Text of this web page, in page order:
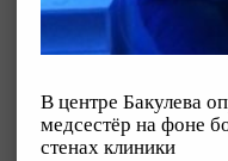
В центре Бакулева
медсестёр на фоне
стенах клиники